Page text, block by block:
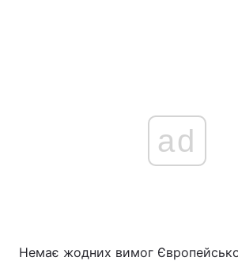
ad
Немає жодних вимог